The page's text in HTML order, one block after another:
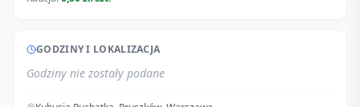
GODZINY I LOKALIZACJA
Godziny nie zostały podane